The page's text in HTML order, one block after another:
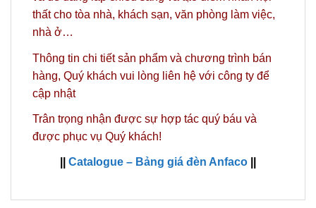
thất cho tòa nhà, khách sạn, văn phòng làm việc,
nhà ở…
Thông tin chi tiết sản phẩm và chương trình bán
hàng, Quý khách vui lòng liên hệ với công ty để
cập nhật
Trân trọng nhận được sự hợp tác quý báu và
được phục vụ Quý khách!
Catalogue – Bảng giá đèn Anfaco